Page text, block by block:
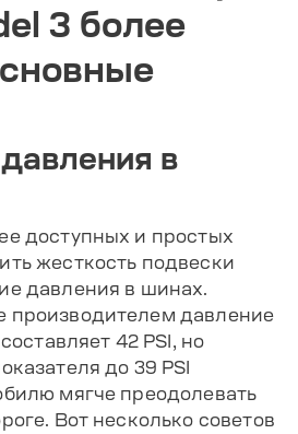
3 более
в
доступных и простых
жесткость подвески
давления в шинах.
производителем давление
42 PSI, но
до 39 PSI
мягче преодолевать
Вот несколько советов